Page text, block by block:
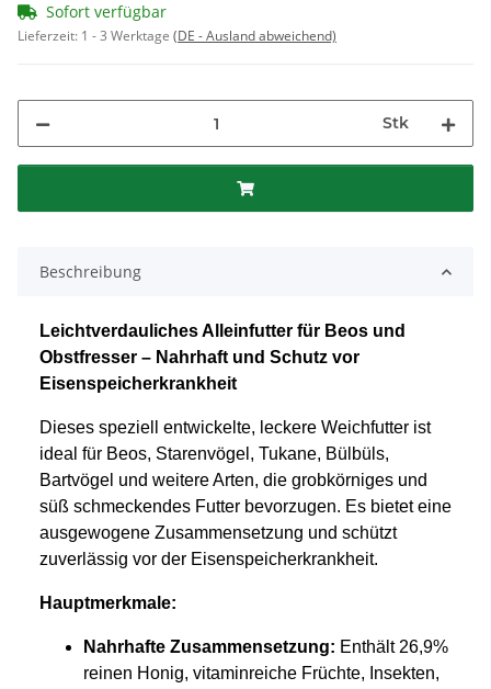
Sofort verfügbar
Lieferzeit: 1 - 3 Werktage (DE - Ausland abweichend)
Stk
Beschreibung
Leichtverdauliches Alleinfutter für Beos und
Obstfresser – Nahrhaft und Schutz vor
Eisenspeicherkrankheit
Dieses speziell entwickelte, leckere Weichfutter ist
ideal für Beos, Starenvögel, Tukane, Bülbüls,
Bartvögel und weitere Arten, die grobkörniges und
süß schmeckendes Futter bevorzugen. Es bietet eine
ausgewogene Zusammensetzung und schützt
zuverlässig vor der Eisenspeicherkrankheit.
Hauptmerkmale:
Nahrhafte Zusammensetzung: Enthält 26,9%
reinen Honig, vitaminreiche Früchte, Insekten,